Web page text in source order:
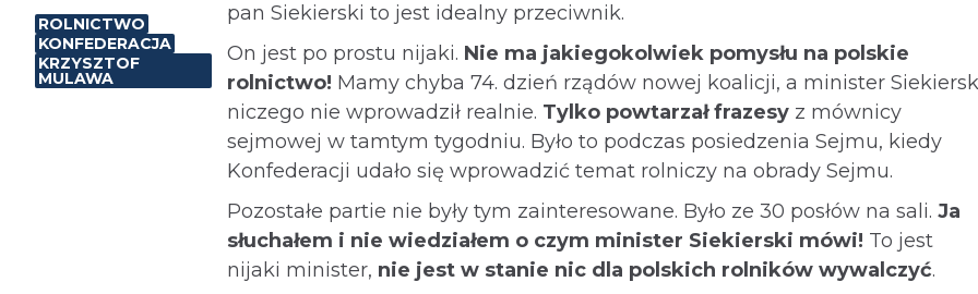
ROLNICTWO
KONFEDERACJA
KRZYSZTOF
MULAWA
pan Siekierski to jest idealny przeciwnik.
On jest po prostu nijaki. Nie ma jakiegokolwiek pomysłu na polskie
rolnictwo! Mamy chyba 74. dzień rządów nowej koalicji, a minister
niczego nie wprowadził realnie. Tylko powtarzał frazesy z mównicy
sejmowej w tamtym tygodniu. Było to podczas posiedzenia Sejmu, kiedy
Konfederacji udało się wprowadzić temat rolniczy na obrady Sejmu.
Pozostałe partie nie były tym zainteresowane. Było ze 30 posłów na sali. Ja
słuchałem i nie wiedziałem o czym minister Siekierski mówi! To jest
nijaki minister, nie jest w stanie nic dla polskich rolników wywalczyć.